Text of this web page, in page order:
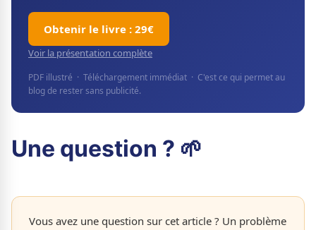
Obtenir le livre : 29€
Voir la présentation complète
PDF illustré · Téléchargement immédiat · C'est ce qui permet au
blog de rester sans publicité.
Une question ? 🌱
Vous avez une question sur cet article ? Un problème